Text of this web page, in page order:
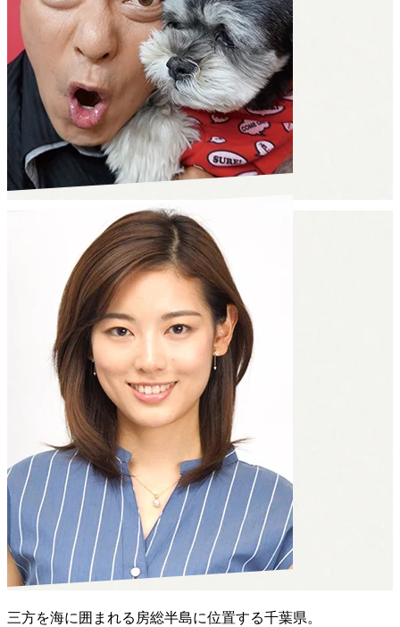
三方を海に囲まれる房総半島に位置する千葉県。